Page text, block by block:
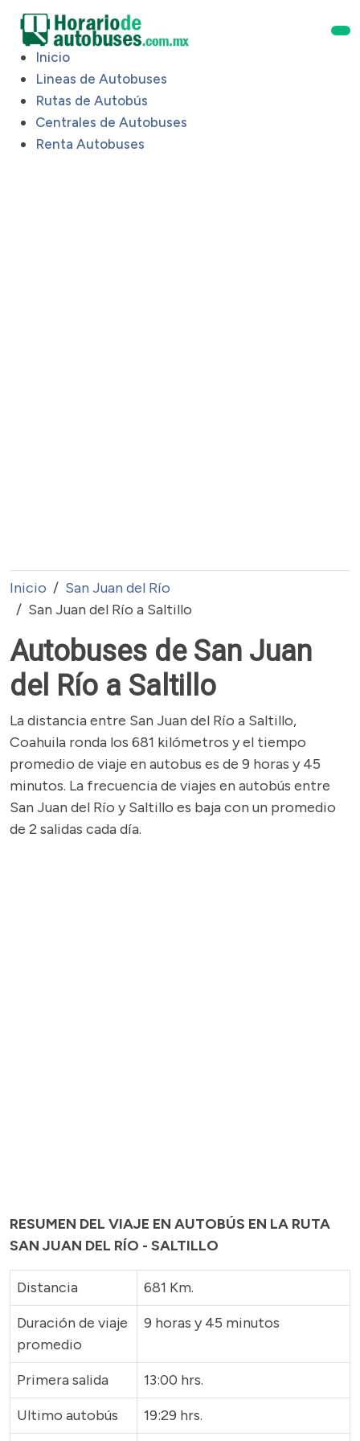
Inicio
Lineas de Autobuses
Rutas de Autobús
Centrales de Autobuses
Renta Autobuses
Inicio
San Juan del Río
San Juan del Río a Saltillo
Autobuses de San Juan
del Río a Saltillo
La distancia entre San Juan del Río a Saltillo,
Coahuila ronda los 681 kilómetros y el tiempo
promedio de viaje en autobus es de 9 horas y 45
minutos. La frecuencia de viajes en autobús entre
San Juan del Río y Saltillo es baja con un promedio
de 2 salidas cada día.
RESUMEN DEL VIAJE EN AUTOBÚS EN LA RUTA
SAN JUAN DEL RÍO - SALTILLO
Distancia
681 Km.
Duración de viaje
promedio
9 horas y 45 minutos
Primera salida
13:00 hrs.
Ultimo autobús
19:29 hrs.